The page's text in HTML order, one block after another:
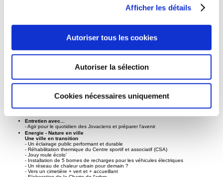
Afficher les détails
Autoriser tous les cookies
Autoriser la sélection
Cookies nécessaires uniquement
- Transition
Entretien avec...
- Agir pour le quotidien des Jovaciens et préparer l'avenir
Energie - Nature en ville
Une ville en transition
- Un éclairage public performant et durable
- Réhabilitation thermique du Centre sportif et associatif (CSA)
- Jouy roule écolo'
- Installation de 5 bornes de recharges pour les véhicules électriques
- Un réseau de chaleur urbain pour demain ?
- Vers un cimetière + vert et + accueillant